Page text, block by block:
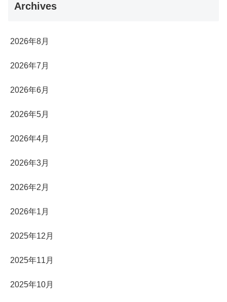
レArchives
2026年8月
2026年7月
2026年6月
2026年5月
2026年4月
2026年3月
2026年2月
2026年1月
2025年12月
2025年11月
2025年10月